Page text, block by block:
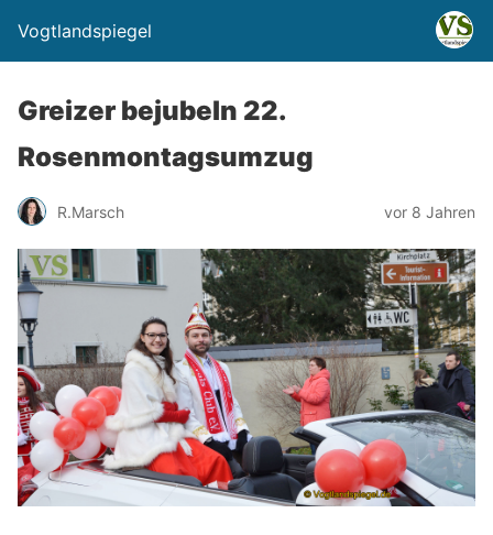
Vogtlandspiegel
Greizer bejubeln 22.
Rosenmontagsumzug
R.Marsch vor 8 Jahren